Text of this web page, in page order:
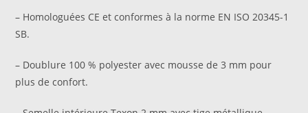
– Homologuées CE et conformes à la norme EN ISO 20345-1
SB.
– Doublure 100 % polyester avec mousse de 3 mm pour
plus de confort.